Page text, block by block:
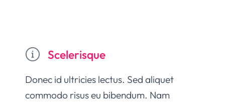
Scelerisque
Donec id ultricies lectus. Sed aliquet
commodo risus eu bibendum. Nam